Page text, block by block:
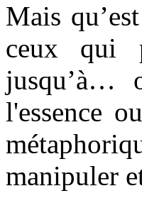
Mais
ceux qui
jusqu’à…
l'essence
manipuler